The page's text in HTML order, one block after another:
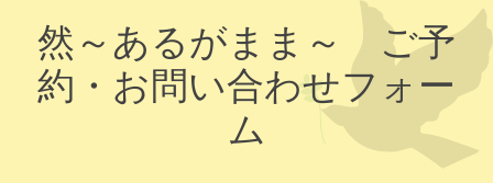
然～あるがまま～ ご予
約・お問い合わせフォー
ム